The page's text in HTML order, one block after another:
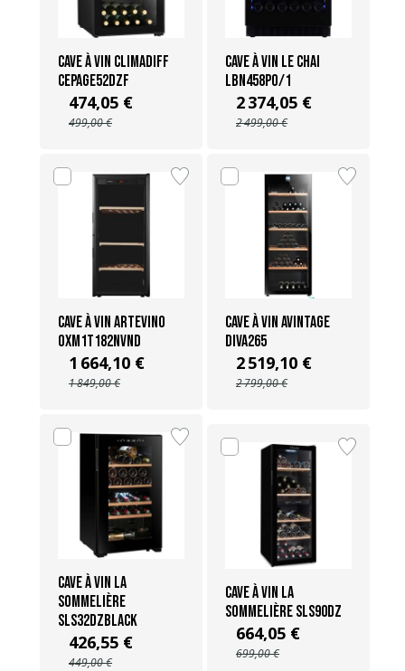
Cave à vin Climadiff
CEPAGE52DZF
474,05 €
499,00 €
Cave à vin Le Chai
LBN458PO/1
2 374,05 €
2 499,00 €
Cave à vin ARTEVINO
OXM1T182NVND
1 664,10 €
1 849,00 €
Cave à vin Avintage
DIVA265
2 519,10 €
2 799,00 €
Cave à vin La
Sommelière
SLS32DZBLACK
426,55 €
449,00 €
Cave à vin La
Sommelière SLS90DZ
664,05 €
699,00 €